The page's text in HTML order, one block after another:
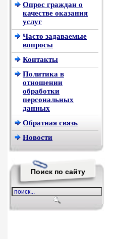
Опрос граждан о
качестве оказания
услуг
Часто задаваемые
вопросы
Контакты
Политика в
отношении
обработки
персональных
данных
Обратная связь
Новости
Поиск по сайту